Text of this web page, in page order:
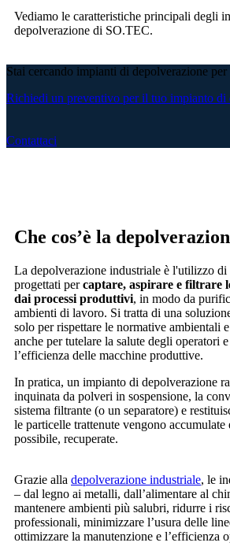
Vediamo le caratteristiche principali degli
depolverazione di SO.TEC.
Stai cercando impianti di depolverazione per
Richiedi un preventivo per il tuo impianto di
Contattaci
Che cos’è la
La depolverazione industriale è l'utilizzo di
progettati percaptare, aspirare e filtrare
dai processi produttivi, in modo da
ambienti di lavoro. Si tratta di una
solo per rispettare le normative ambientali
anche per tutelare la salute degli operatori
l’efficienza delle macchine produttive.
In pratica, un impianto di depolverazione
inquinata da polveri in sospensione, la
sistema filtrante (o un separatore) e
le particelle trattenute vengono accumulate
possibile, recuperate.
Grazie alla depolverazione industriale, le
– dal legno ai metalli, dall’alimentare al
mantenere ambienti più salubri, ridurre i
professionali, minimizzare l’usura delle
ottimizzare la manutenzione e l’efficienza